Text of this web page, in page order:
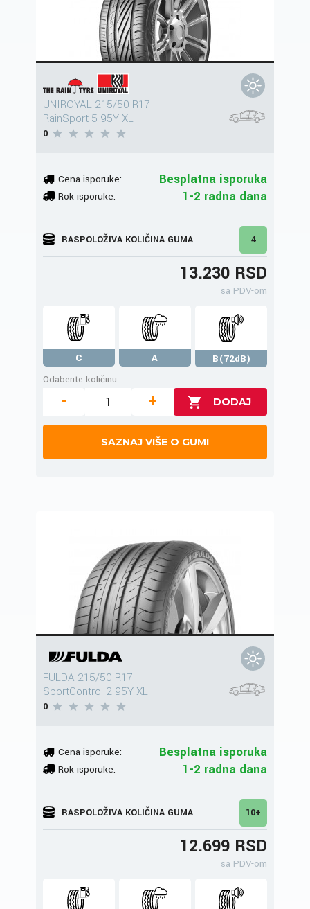
UNIROYAL 215/50 R17
RainSport 5 95Y XL
0
Cena isporuke: Besplatna isporuka
Rok isporuke: 1-2 radna dana
RASPOLOŽIVA KOLIČINA GUMA 4
13.230 RSD
sa PDV-om
C A
B(72dB)
Odaberite količinu
- +
SAZNAJ VIŠE O GUMI
FULDA 215/50 R17
SportControl 2 95Y XL
0
Cena isporuke: Besplatna isporuka
Rok isporuke: 1-2 radna dana
RASPOLOŽIVA KOLIČINA GUMA 10+
12.699 RSD
sa PDV-om